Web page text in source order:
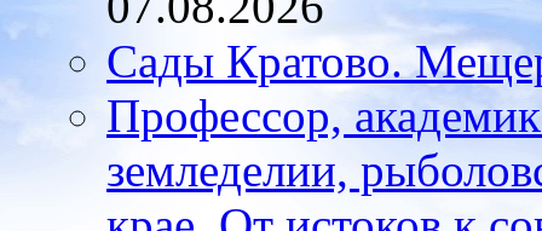
Сады Кратово.
Профессор,
земледелии,